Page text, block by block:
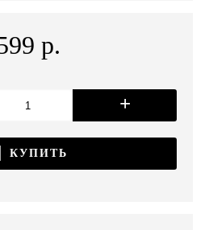
р.
+
КУПИТЬ